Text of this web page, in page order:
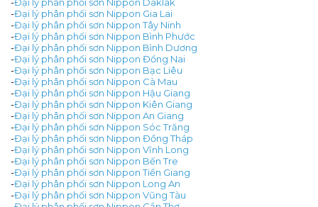
-Đại lý phân phối sơn Nippon Gia Lai
-Đại lý phân phối sơn Nippon Tây Ninh
-Đại lý phân phối sơn Nippon Bình Phước
-Đại lý phân phối sơn Nippon Bình Dương
-Đại lý phân phối sơn Nippon Đồng Nai
-Đại lý phân phối sơn Nippon Bạc Liêu
-Đại lý phân phối sơn Nippon Cà Mau
-Đại lý phân phối sơn Nippon Hậu Giang
-Đại lý phân phối sơn Nippon Kiên Giang
-Đại lý phân phối sơn Nippon An Giang
-Đại lý phân phối sơn Nippon Sóc Trăng
-Đại lý phân phối sơn Nippon Đồng Tháp
-Đại lý phân phối sơn Nippon Vĩnh Long
-Đại lý phân phối sơn Nippon Bến Tre
-Đại lý phân phối sơn Nippon Tiền Giang
-Đại lý phân phối sơn Nippon Long An
-Đại lý phân phối sơn Nippon Vũng Tàu